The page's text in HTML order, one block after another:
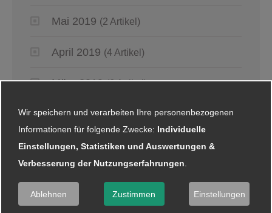
Mai 2019 (2 Artikel)
April 2019 (4 Artikel)
März 2019 (6 Artikel)
Januar 2019 (5 Artikel)
2018
November 2018 (2 Artikel)
Wir speichern und verarbeiten Ihre personenbezogenen
Informationen für folgende Zwecke: Individuelle
Einstellungen, Statistiken und Auswertungen &
Verbesserung der Nutzungserfahrungen.
Ablehnen Zustimmen Einstellungen